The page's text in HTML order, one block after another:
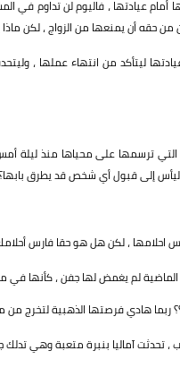
عيادتها ، فاليوم لن تداوم في
حقه أن يمنعها من الزواج ، لكن
ليتأكد من انتهاء عملها ،
التي ترسمها على محياها منذ ليلة
إلى قبول أي شخص قد يطرق
، لكن هل هو حقا فارس
الماضية لم يغمض لها جفن ، كأنها
هادي فرصتها الذهبية لتخرج
، تحدثت آماليا بنبرة متعبة وهي